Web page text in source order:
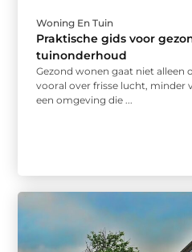
Woning En Tuin
Praktische gids voor
tuinonderhoud
Gezond wonen gaat niet alleen
vooral over frisse lucht, minder
een omgeving die ...